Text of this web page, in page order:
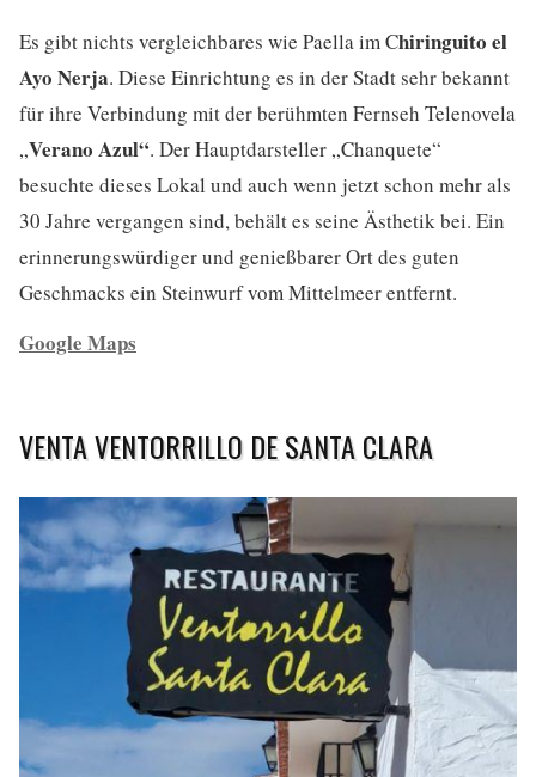
Es gibt nichts vergleichbares wie Paella im Chiringuito el
Ayo Nerja. Diese Einrichtung es in der Stadt sehr bekannt
für ihre Verbindung mit der berühmten Fernseh Telenovela
„Verano Azul“. Der Hauptdarsteller „Chanquete“
besuchte dieses Lokal und auch wenn jetzt schon mehr als
30 Jahre vergangen sind, behält es seine Ästhetik bei. Ein
erinnerungswürdiger und genießbarer Ort des guten
Geschmacks ein Steinwurf vom Mittelmeer entfernt.
Google Maps
VENTA VENTORRILLO DE SANTA CLARA